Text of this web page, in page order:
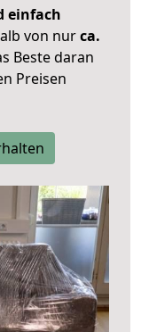
einfach
von nurca.
Beste daran
Preisen